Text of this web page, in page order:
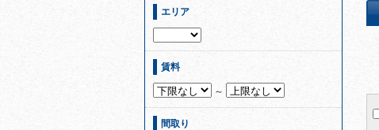
エリア
賃料
～
間取り